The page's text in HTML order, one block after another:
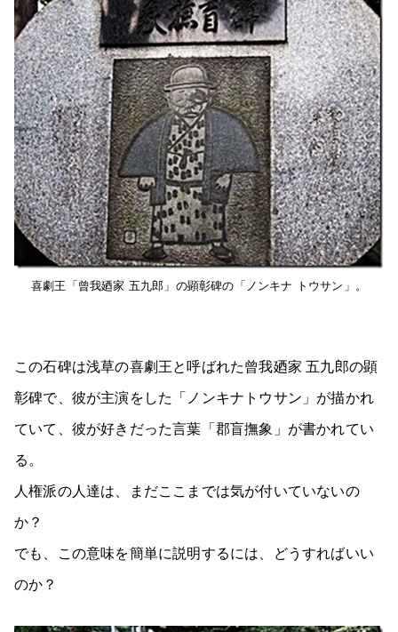
喜劇王「曾我廼家 五九郎」の顕彰碑の「ノンキナ トウサン」。
この石碑は浅草の喜劇王と呼ばれた曾我廼家 五九郎の顕
彰碑で、彼が主演をした「ノンキナトウサン」が描かれ
ていて、彼が好きだった言葉「郡盲撫象」が書かれてい
る。
人権派の人達は、まだここまでは気が付いていないの
か？
でも、この意味を簡単に説明するには、どうすればいい
のか？